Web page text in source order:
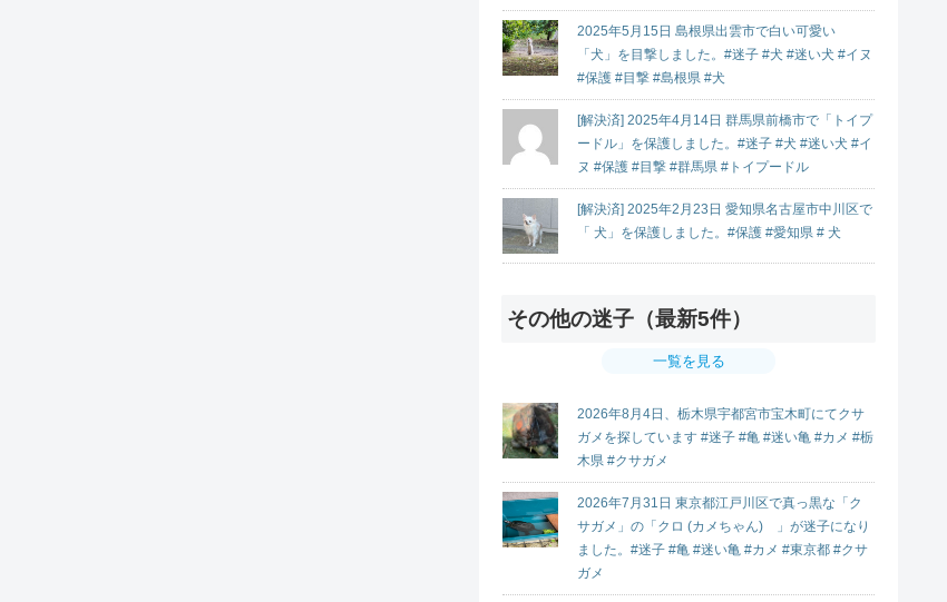
2025年5月15日 島根県出雲市で白い可愛い
「犬」を目撃しました。#迷子 #犬 #迷い犬 #イヌ
#保護 #目撃 #島根県 #犬
[解決済] 2025年4月14日 群馬県前橋市で「トイプ
ードル」を保護しました。#迷子 #犬 #迷い犬 #イ
ヌ #保護 #目撃 #群馬県 #トイプードル
[解決済] 2025年2月23日 愛知県名古屋市中川区で
「 犬」を保護しました。#保護 #愛知県 # 犬
その他の迷子（最新5件）
一覧を見る
2026年8月4日、栃木県宇都宮市宝木町にてクサ
ガメを探しています #迷子 #亀 #迷い亀 #カメ #栃
木県 #クサガメ
2026年7月31日 東京都江戸川区で真っ黒な「ク
サガメ」の「クロ (カメちゃん) 」が迷子になり
ました。#迷子 #亀 #迷い亀 #カメ #東京都 #クサ
ガメ